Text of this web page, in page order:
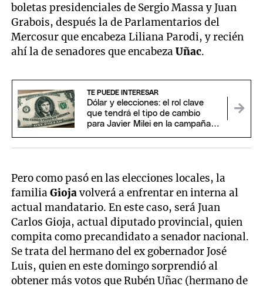
boletas presidenciales de Sergio Massa y Juan
Grabois, después la de Parlamentarios del
Mercosur que encabeza Liliana Parodi, y recién
ahí la de senadores que encabezaUñac.
TE PUEDE INTERESAR
Dólar y elecciones: el rol clave
que tendrá el tipo de cambio
para Javier Milei en la campaña
Pero como pasó en las elecciones locales, la
familiaGiojavolverá a enfrentar en interna al
actual mandatario. En este caso, será Juan
Carlos Gioja, actual diputado provincial, quien
compita como precandidato a senador nacional.
Se trata del hermano del ex gobernador José
Luis, quien en este domingo sorprendió al
obtener más votos que Rubén Uñac (hermano de